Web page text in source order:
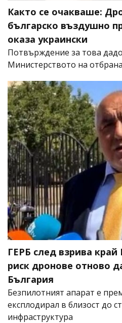
Както се очакваше:
българско въздушно
оказа украински
Потвърждение за това
Министерството на
ГЕРБ след взрива
риск дронове отново
България
Безпилотният апарат е
експлодирал в близост до
инфраструктура